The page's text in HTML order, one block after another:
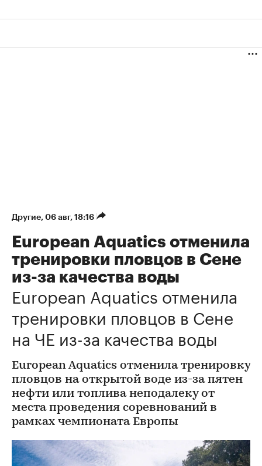
Другие⁠, 06 авг, 18:16
European Aquatics отменила
тренировки пловцов в Сене
из-за качества воды
European Aquatics отменила
тренировки пловцов в Сене
на ЧЕ из-за качества воды
European Aquatics отменила тренировку
пловцов на открытой воде из-за пятен
нефти или топлива неподалеку от
места проведения соревнований в
рамках чемпионата Европы